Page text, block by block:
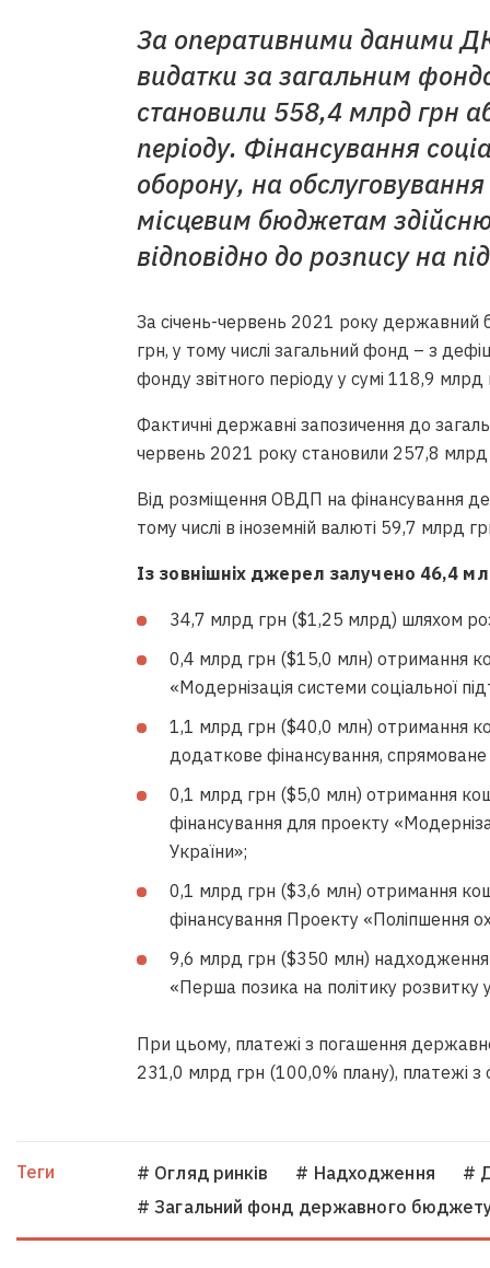
За оперативними даними
видатки за загальним
становили 558,4 млрд грн
періоду. Фінансування
оборону, на обслуговування
місцевим бюджетам
відповідно до розпису на
За січень-червень 2021 року
грн, у тому числі загальний фонд – з
фонду звітного періоду у сумі 118,9 млрд
Фактичні державні запозичення до
червень 2021 року становили 257,8 млрд
Від розміщення ОВДП на фінансування
тому числі в іноземній валюті 59,7 млрд
Із зовнішніх джерел залучено 46,4
34,7 млрд грн ($1,25 млрд) шляхом
0,4 млрд грн ($15,0 млн) отримання
«Модернізація системи соціальної
1,1 млрд грн ($40,0 млн) отримання
додаткове фінансування, спрямоване
0,1 млрд грн ($5,0 млн) отримання
фінансування для проекту
України»;
0,1 млрд грн ($3,6 млн) отримання
фінансування Проекту «Поліпшення
9,6 млрд грн ($350 млн)
«Перша позика на політику розвитку
При цьому, платежі з погашення
231,0 млрд грн (100,0% плану), платежі
Теги # Огляд ринків # Надходження
#
# Загальний фонд державного